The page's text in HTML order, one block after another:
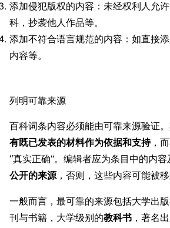
添加侵犯版权的内容：未经权利人允
科，抄袭他人作品等。
添加不符合语言规范的内容：如直接
内容等。
列明可靠来源
百科词条内容必须能由可靠来源验证
有既已发表的材料作为依据和支持，
“真实正确”。编辑者应为条目中的内
公开的来源，否则，这些内容可能被移
一般而言，最可靠的来源包括大学出
刊与书籍，大学级别的教科书 ，著名